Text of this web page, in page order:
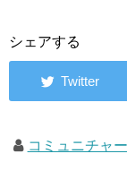
シェアする
コミュニチャ